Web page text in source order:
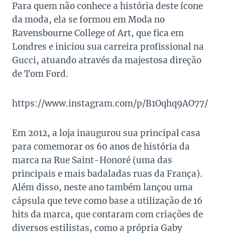
Para quem não conhece a história deste ícone
da moda, ela se formou em Moda no
Ravensbourne College of Art, que fica em
Londres e iniciou sua carreira profissional na
Gucci, atuando através da majestosa direção
de Tom Ford.
https://www.instagram.com/p/B1Oqhq9AO77/
Em 2012, a loja inaugurou sua principal casa
para comemorar os 60 anos de história da
marca na Rue Saint-Honoré (uma das
principais e mais badaladas ruas da França).
Além disso, neste ano também lançou uma
cápsula que teve como base a utilização de 16
hits da marca, que contaram com criações de
diversos estilistas, como a própria Gaby